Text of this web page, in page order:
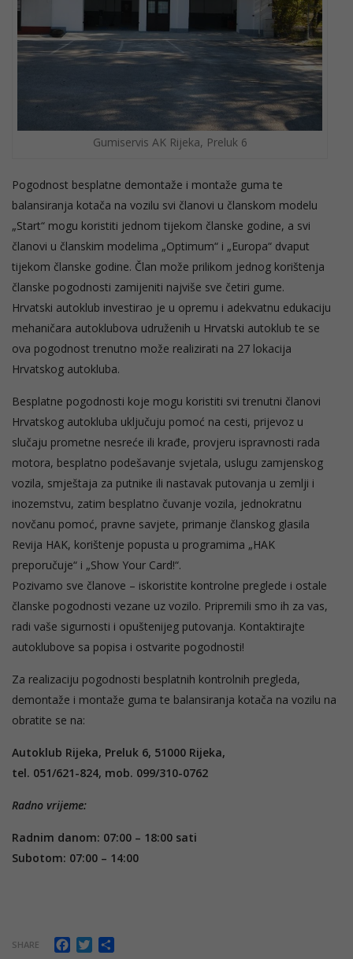
Gumiservis AK Rijeka, Preluk 6
Pogodnost besplatne demontaže i montaže guma te
balansiranja kotača na vozilu svi članovi u članskom modelu
„Start“ mogu koristiti jednom tijekom članske godine, a svi
članovi u članskim modelima „Optimum“ i „Europa“ dvaput
tijekom članske godine. Član može prilikom jednog korištenja
članske pogodnosti zamijeniti najviše sve četiri gume.
Hrvatski autoklub investirao je u opremu i adekvatnu edukaciju
mehaničara autoklubova udruženih u Hrvatski autoklub te se
ova pogodnost trenutno može realizirati na 27 lokacija
Hrvatskog autokluba.
Besplatne pogodnosti koje mogu koristiti svi trenutni članovi
Hrvatskog autokluba uključuju pomoć na cesti, prijevoz u
slučaju prometne nesreće ili krađe, provjeru ispravnosti rada
motora, besplatno podešavanje svjetala, uslugu zamjenskog
vozila, smještaja za putnike ili nastavak putovanja u zemlji i
inozemstvu, zatim besplatno čuvanje vozila, jednokratnu
novčanu pomoć, pravne savjete, primanje članskog glasila
Revija HAK, korištenje popusta u programima „HAK
preporučuje“ i „Show Your Card!“.
Pozivamo sve članove – iskoristite kontrolne preglede i ostale
članske pogodnosti vezane uz vozilo. Pripremili smo ih za vas,
radi vaše sigurnosti i opuštenijeg putovanja. Kontaktirajte
autoklubove sa popisa i ostvarite pogodnosti!
Za realizaciju pogodnosti besplatnih kontrolnih pregleda,
demontaže i montaže guma te balansiranja kotača na vozilu na
obratite se na:
Autoklub Rijeka, Preluk 6, 51000 Rijeka,
tel. 051/621-824, mob. 099/310-0762
Radno vrijeme:
Radnim danom: 07:00 – 18:00 sati
Subotom: 07:00 – 14:00
SHARE Facebook
Twitter